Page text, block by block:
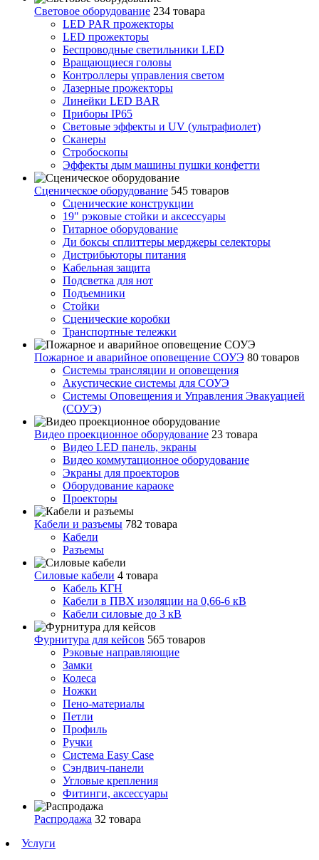
Световое оборудование 234 товара
LED PAR прожекторы
LED прожекторы
Беспроводные светильники LED
Вращающиеся головы
Контроллеры управления светом
Лазерные прожекторы
Линейки LED BAR
Приборы IP65
Световые эффекты и UV (ультрафиолет)
Сканеры
Стробоскопы
Эффекты дым машины пушки конфетти
Сценическое оборудование 545 товаров
Сценические конструкции
19" рэковые стойки и аксесcуары
Гитарное оборудование
Ди боксы сплиттеры мерджеры селекторы
Дистрибьюторы питания
Кабельная защита
Подсветка для нот
Подъемники
Стойки
Сценические коробки
Транспортные тележки
Пожарное и аварийное оповещение СОУЭ 80 товаров
Cистемы трансляции и оповещения
Акустические системы для СОУЭ
Системы Оповещения и Управления Эвакуацией
(СОУЭ)
Видео проекционное оборудование 23 товара
Видео LED панель, экраны
Видео коммутационное оборудование
Экраны для проекторов
Оборудование караоке
Проекторы
Кабели и разъемы 782 товара
Кабели
Разъемы
Силовые кабели 4 товара
Кабель КГН
Кабели в ПВХ изоляции на 0,66-6 кВ
Кабели силовые до 3 кВ
Фурнитура для кейсов 565 товаров
Рэковые направляющие
Замки
Колеса
Ножки
Пено-материалы
Петли
Профиль
Ручки
Система Easy Case
Сэндвич-панели
Угловые крепления
Фитинги, аксессуары
Распродажа 32 товара
Услуги